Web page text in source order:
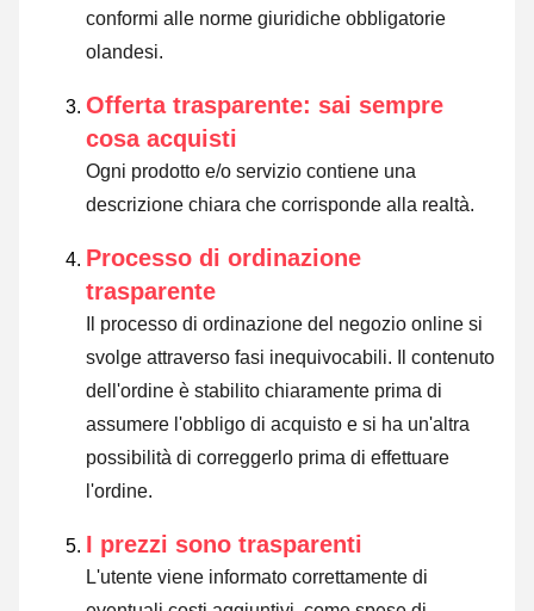
conformi alle norme giuridiche obbligatorie
olandesi.
Offerta trasparente: sai sempre
cosa acquisti
Ogni prodotto e/o servizio contiene una
descrizione chiara che corrisponde alla realtà.
Processo di ordinazione
trasparente
Il processo di ordinazione del negozio online si
svolge attraverso fasi inequivocabili. Il contenuto
dell'ordine è stabilito chiaramente prima di
assumere l'obbligo di acquisto e si ha un'altra
possibilità di correggerlo prima di effettuare
l'ordine.
I prezzi sono trasparenti
L'utente viene informato correttamente di